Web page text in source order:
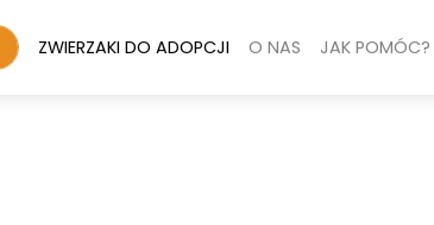
ZWIERZAKI DO ADOPCJI O NAS JAK POMÓC?